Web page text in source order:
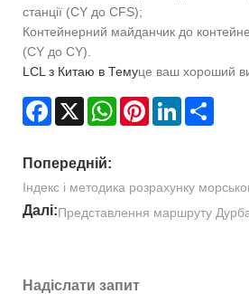
станції (CY до CFS);
Контейнерний майданчик до
(CY до CY).
LCL з Китаю в Темуце ваш хороший
Facebook
X WhatsAppPinterestLinkedIn
Попередній:
Індекс і методика розрахунку
Далі:Представлення маршруту
Надіслати запит